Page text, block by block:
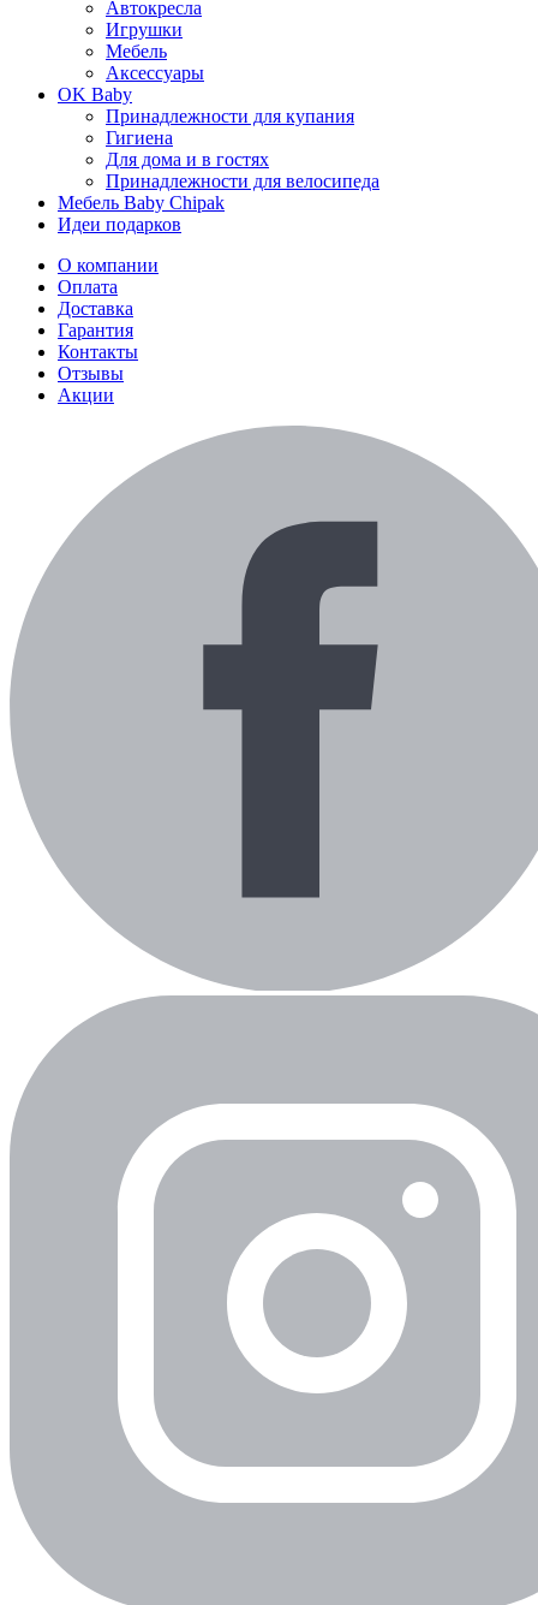
Автокресла
Игрушки
Мебель
Аксессуары
OK Baby
Принадлежности для купания
Гигиена
Для дома и в гостях
Принадлежности для велосипеда
Мебель Baby Chipak
Идеи подарков
О компании
Оплата
Доставка
Гарантия
Контакты
Отзывы
Акции